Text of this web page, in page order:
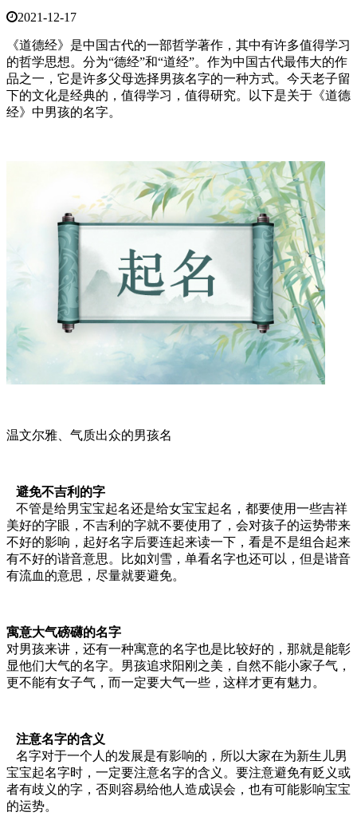
2021-12-17
《道德经》是中国古代的一部哲学著作，其中有许多值得学习
的哲学思想。分为“德经”和“道经”。作为中国古代最伟大的作
品之一，它是许多父母选择男孩名字的一种方式。今天老子留
下的文化是经典的，值得学习，值得研究。以下是关于《道德
经》中男孩的名字。
温文尔雅、气质出众的男孩名
避免不吉利的字
不管是给男宝宝起名还是给女宝宝起名，都要使用一些吉祥
美好的字眼，不吉利的字就不要使用了，会对孩子的运势带来
不好的影响，起好名字后要连起来读一下，看是不是组合起来
有不好的谐音意思。比如刘雪，单看名字也还可以，但是谐音
有流血的意思，尽量就要避免。
寓意大气磅礴的名字
对男孩来讲，还有一种寓意的名字也是比较好的，那就是能彰
显他们大气的名字。男孩追求阳刚之美，自然不能小家子气，
更不能有女子气，而一定要大气一些，这样才更有魅力。
注意名字的含义
名字对于一个人的发展是有影响的，所以大家在为新生儿男
宝宝起名字时，一定要注意名字的含义。要注意避免有贬义或
者有歧义的字，否则容易给他人造成误会，也有可能影响宝宝
的运势。